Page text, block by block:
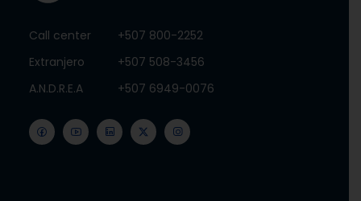
Call center
+507 800-2252
Extranjero
+507 508-3456
A.N.D.R.E.A
+507 6949-0076